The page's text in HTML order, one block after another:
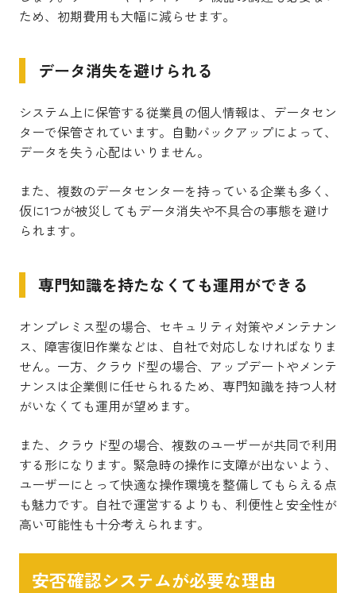
ため、初期費用も大幅に減らせます。
データ消失を避けられる
システム上に保管する従業員の個人情報は、データセン
ターで保管されています。自動バックアップによって、
データを失う心配はいりません。
また、複数のデータセンターを持っている企業も多く、
仮に1つが被災してもデータ消失や不具合の事態を避け
られます。
専門知識を持たなくても運用ができる
オンプレミス型の場合、セキュリティ対策やメンテナン
ス、障害復旧作業などは、自社で対応しなければなりま
せん。一方、クラウド型の場合、アップデートやメンテ
ナンスは企業側に任せられるため、専門知識を持つ人材
がいなくても運用が望めます。
また、クラウド型の場合、複数のユーザーが共同で利用
する形になります。緊急時の操作に支障が出ないよう、
ユーザーにとって快適な操作環境を整備してもらえる点
も魅力です。自社で運営するよりも、利便性と安全性が
高い可能性も十分考えられます。
安否確認システムが必要な理由